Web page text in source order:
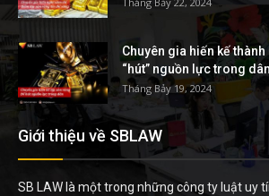
Chuyên gia hiến kế
“hút” nguồn lực trong
Tháng Bảy 19, 2024
Giới thiệu về SBLAW
SB LAW là một trong những công ty luật uy